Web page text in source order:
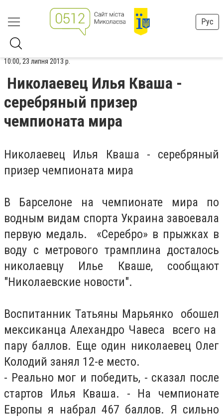
Рус
10:00, 23 липня 2013 р.
Николаевец Илья Кваша -
серебряный призер
чемпионата мира
Николаевец Илья Кваша - серебряный
призер чемпионата мира
В Барселоне на чемпионате мира по
водным видам спорта Украина завоевала
первую медаль. «Серебро» в прыжках в
воду с метрового трамплина досталось
николаевцу Илье Кваше, сообщают
"Николаевские новости".
Воспитанник Татьяны Марьянко обошел
мексиканца Алехандро Чавеса всего на
пару баллов. Еще один николаевец Олег
Колодий занял 12-е место.
- Реально мог и победить, - сказал после
стартов Илья Кваша. - На чемпионате
Европы я набрал 467 баллов. Я сильно